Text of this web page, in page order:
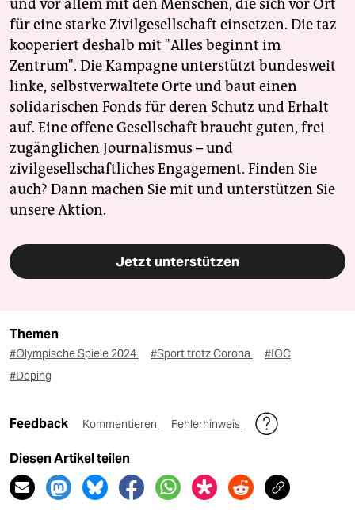
und vor allem mit den Menschen, die sich vor Ort
für eine starke Zivilgesellschaft einsetzen. Die taz
kooperiert deshalb mit "Alles beginnt im
Zentrum". Die Kampagne unterstützt bundesweit
linke, selbstverwaltete Orte und baut einen
solidarischen Fonds für deren Schutz und Erhalt
auf. Eine offene Gesellschaft braucht guten, frei
zugänglichen Journalismus – und
zivilgesellschaftliches Engagement. Finden Sie
auch? Dann machen Sie mit und unterstützen Sie
unsere Aktion.
Jetzt unterstützen
Themen
#Olympische Spiele 2024 #Sport trotz Corona
#IOC
#Doping
Feedback Kommentieren Fehlerhinweis
Diesen Artikel teilen